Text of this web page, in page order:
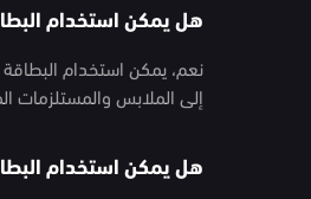
هل يمكن استخدام
نعم، يمكن استخدام
إلى الملابس والمستلزمات
هل يمكن استخدام